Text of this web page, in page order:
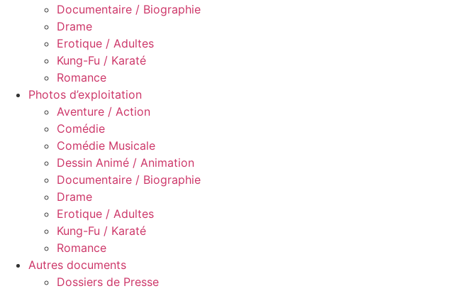
Documentaire / Biographie
Drame
Erotique / Adultes
Kung-Fu / Karaté
Romance
Photos d’exploitation
Aventure / Action
Comédie
Comédie Musicale
Dessin Animé / Animation
Documentaire / Biographie
Drame
Erotique / Adultes
Kung-Fu / Karaté
Romance
Autres documents
Dossiers de Presse